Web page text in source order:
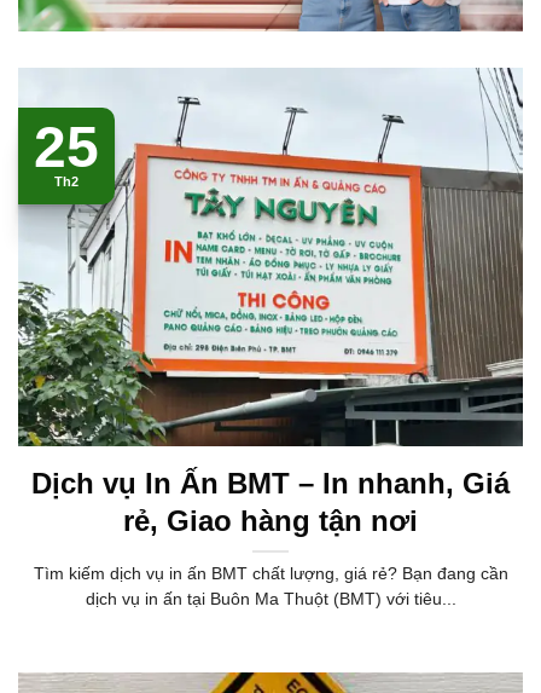
Dịch vụ In Ấn BMT – In nhanh, Giá
rẻ, Giao hàng tận nơi
Tìm kiếm dịch vụ in ấn BMT chất lượng, giá rẻ? Bạn đang cần
dịch vụ in ấn tại Buôn Ma Thuột (BMT) với tiêu...
25
Th2